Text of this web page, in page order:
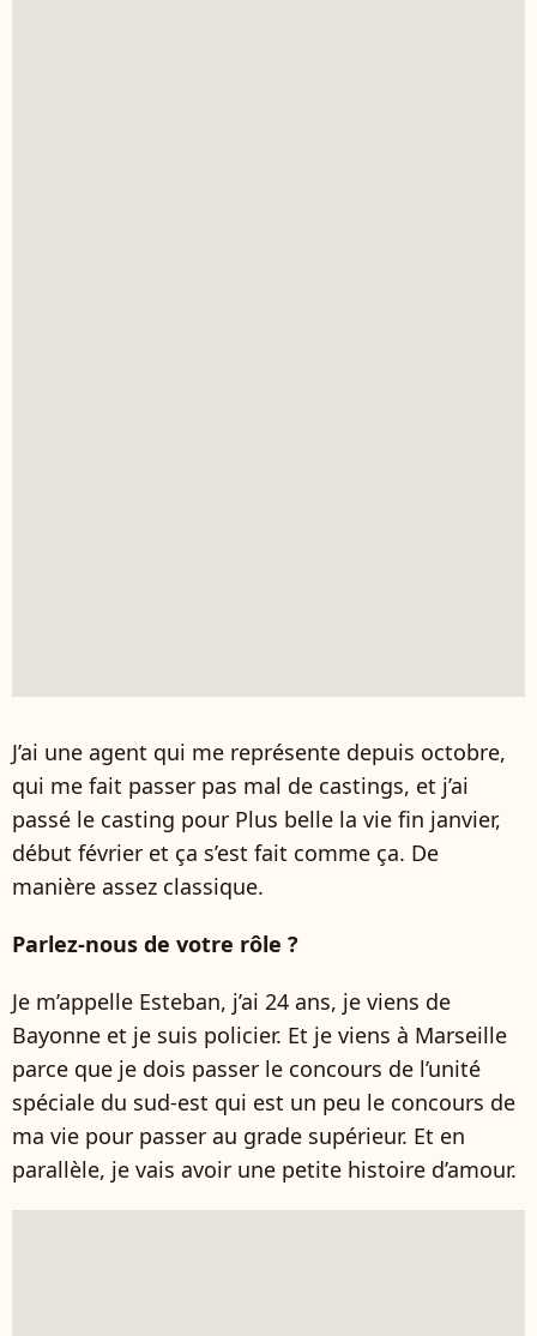
J’ai une agent qui me représente depuis octobre,
qui me fait passer pas mal de castings, et j’ai
passé le casting pour Plus belle la vie fin janvier,
début février et ça s’est fait comme ça. De
manière assez classique.
Parlez-nous de votre rôle ?
Je m’appelle Esteban, j’ai 24 ans, je viens de
Bayonne et je suis policier. Et je viens à Marseille
parce que je dois passer le concours de l’unité
spéciale du sud-est qui est un peu le concours de
ma vie pour passer au grade supérieur. Et en
parallèle, je vais avoir une petite histoire d’amour.